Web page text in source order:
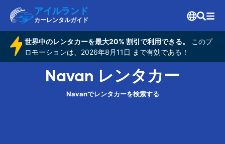
アイルランド
カーレンタルガイド
世界中のレンタカーを最大20% 割引で利用できる。
このプ
ロモーションは、2026年8月11日 まで有効である！
Navan レンタカー
Navanでレンタカーを検索する